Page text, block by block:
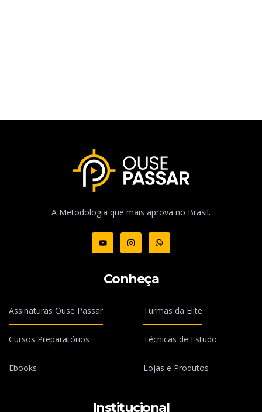
A Metodologia que mais aprova no Brasil.
Conheça
Assinaturas Ouse Passar Turmas da Elite
Cursos Preparatórios Técnicas de Estudo
Ebooks Lojas e Produtos
Institucional